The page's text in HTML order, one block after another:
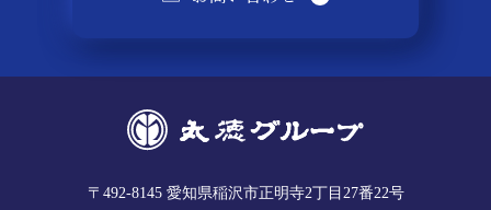
〒492-8145 愛知県稲沢市正明寺2丁目27番22号